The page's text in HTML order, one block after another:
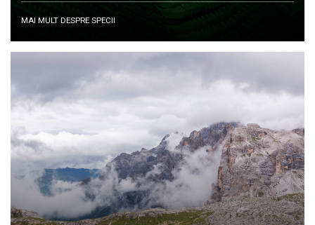
MAI MULT DESPRE SPECII